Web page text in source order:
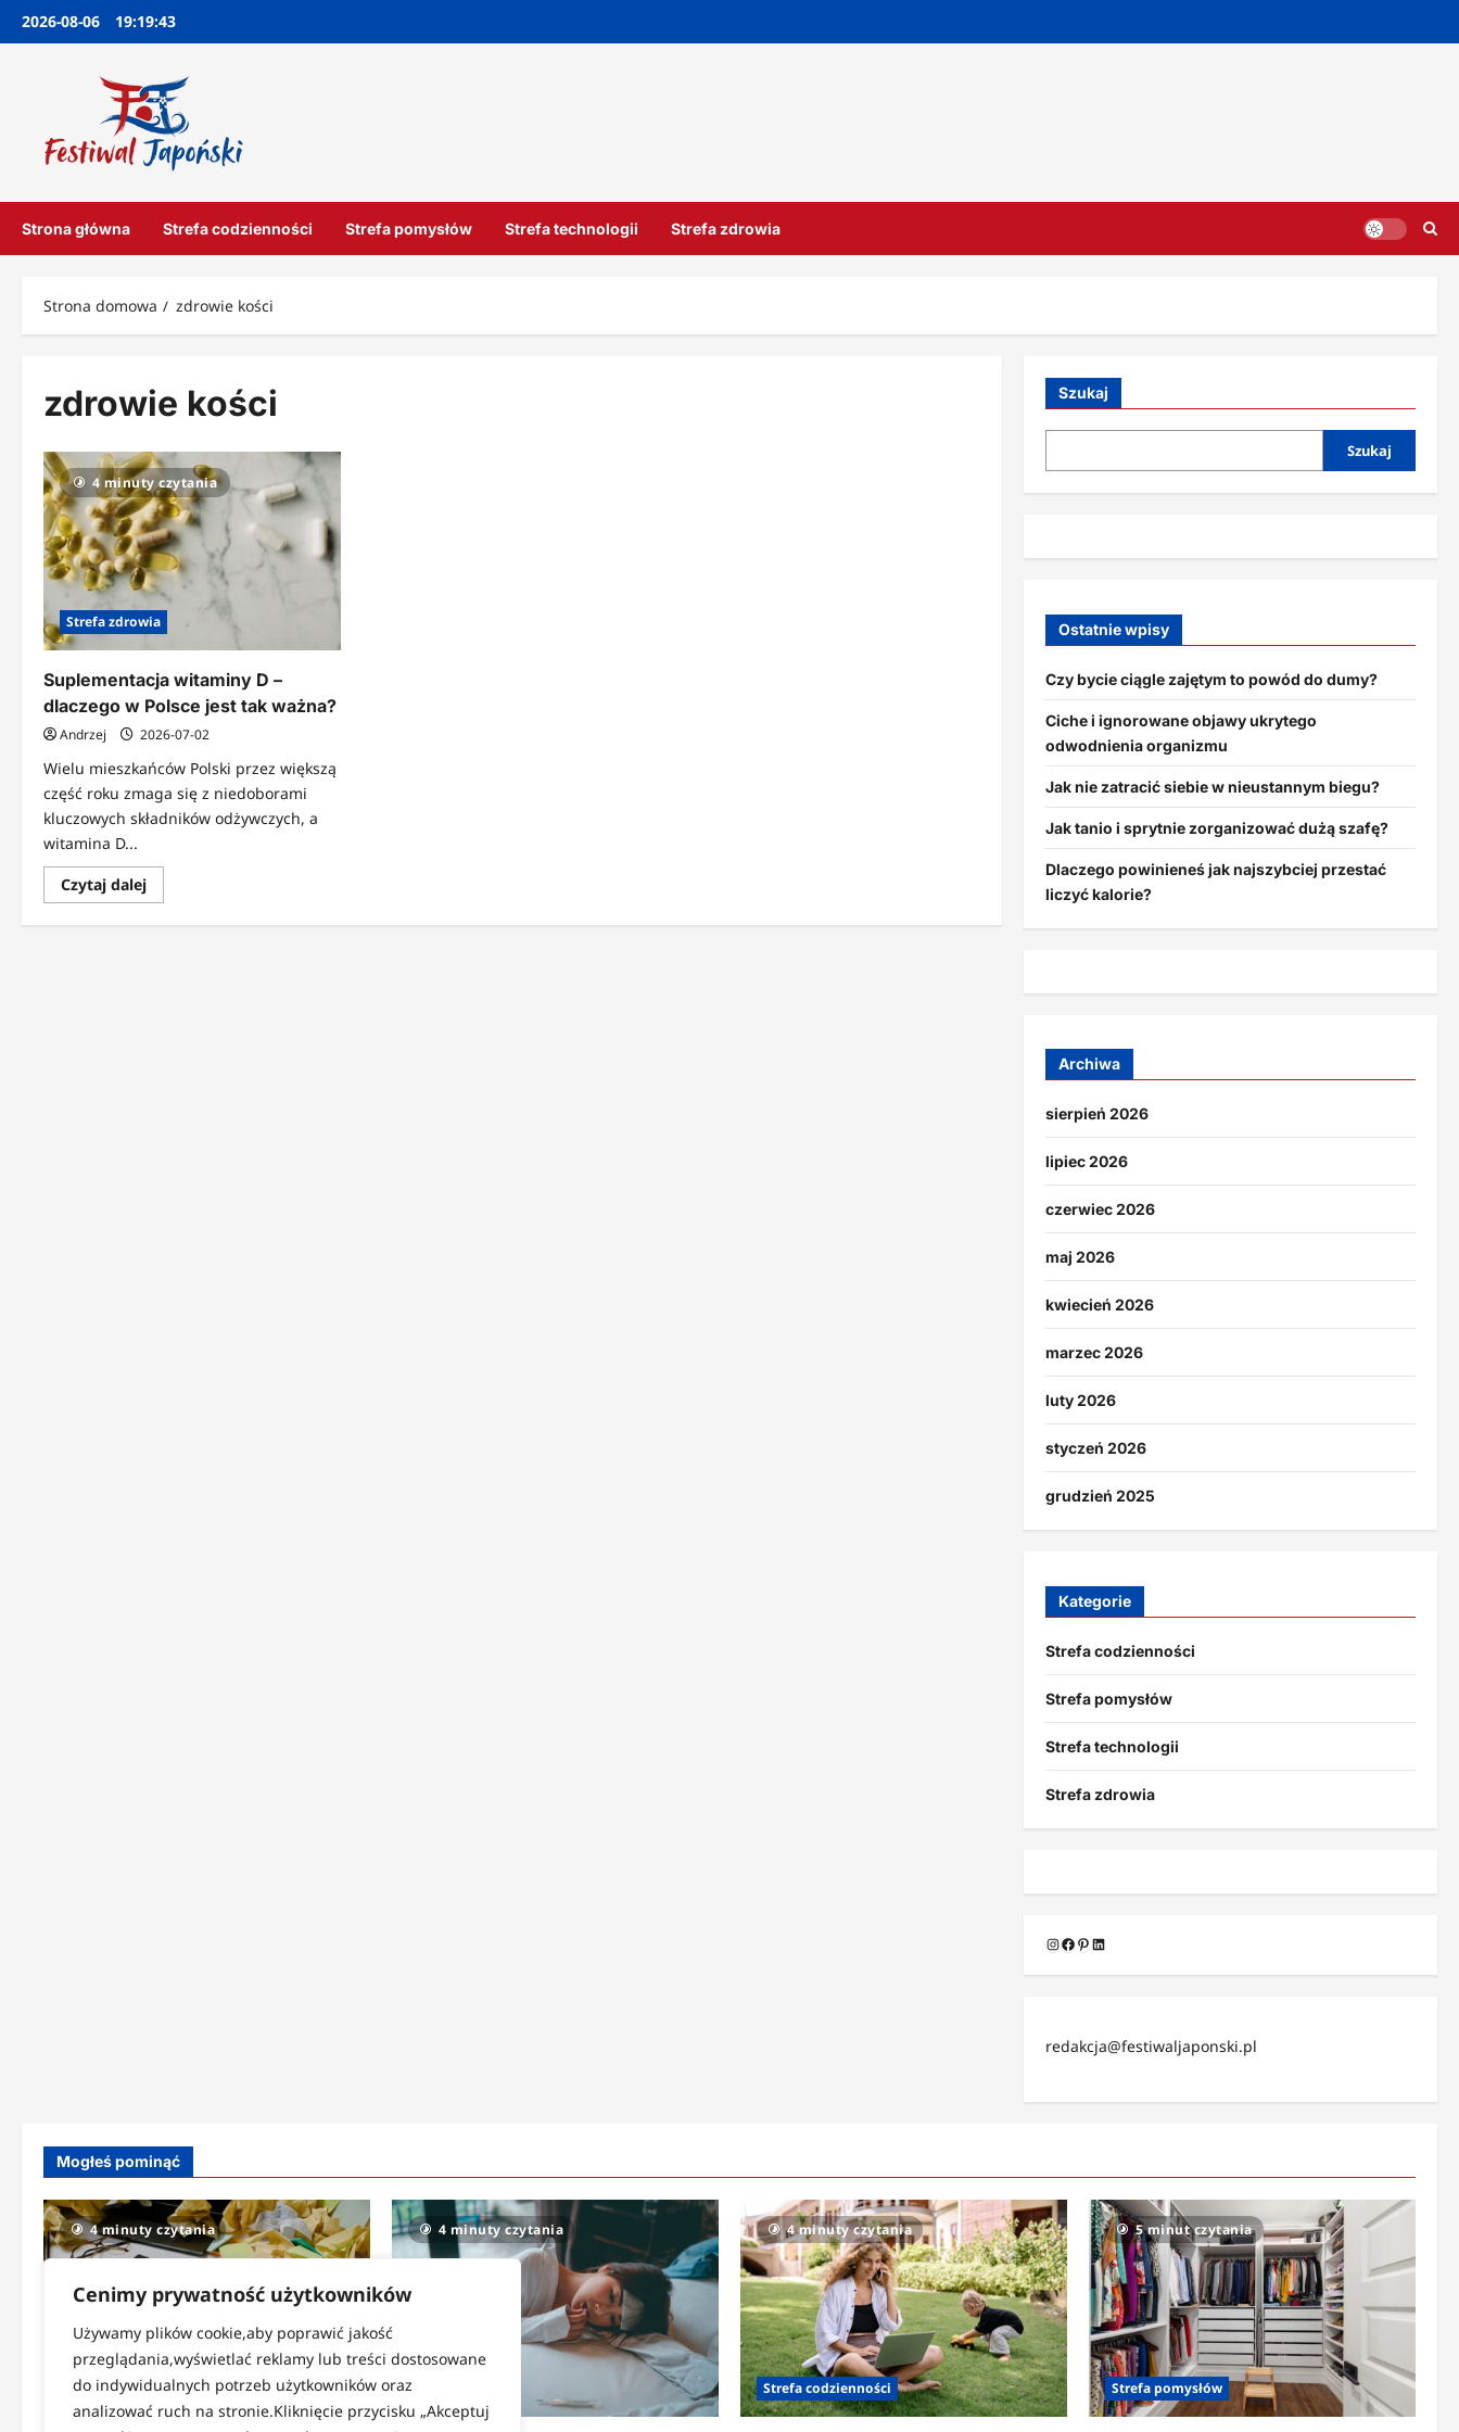
Cenimy prywatność użytkowników
Używamy plików cookie,aby poprawić jakość
przeglądania,wyświetlać reklamy lub treści dostosowane
do indywidualnych potrzeb użytkowników oraz
analizować ruch na stronie.Kliknięcie przycisku „Akceptuj
Przejdź
2026-08-06 19:19:44
Strona główna Strefa codzienności Strefa pomysłów Strefa technologii Strefa zdrowia
Strona domowa zdrowie kości
zdrowie kości
4 minuty czytania
Strefa zdrowia
Suplementacja witaminy D –
dlaczego w Polsce jest tak ważna?
Andrzej 2026-07-02
Wielu mieszkańców Polski przez większą
część roku zmaga się z niedoborami
kluczowych składników odżywczych, a
witamina D...
Czytaj dalejDowiedz
się
o
Szukaj
Szukaj
Ostatnie wpisy
Czy bycie ciągle zajętym to powód do dumy?
Ciche i ignorowane objawy ukrytego
odwodnienia organizmu
Jak nie zatracić siebie w nieustannym biegu?
Jak tanio i sprytnie zorganizować dużą szafę?
Dlaczego powinieneś jak najszybciej przestać
liczyć kalorie?
Archiwa
sierpień 2026
lipiec 2026
czerwiec 2026
maj 2026
kwiecień 2026
marzec 2026
luty 2026
styczeń 2026
grudzień 2025
Kategorie
Strefa codzienności
Strefa pomysłów
Strefa technologii
Strefa zdrowia
Instagram
Facebook
Pinterest
LinkedIn
redakcja@festiwaljaponski.pl
Mogłeś pominąć
4 minuty czytania
Strefa codzienności
4 minuty czytania 4 minuty czytania
Strefa codzienności
5 minut czytania
Strefa pomysłów